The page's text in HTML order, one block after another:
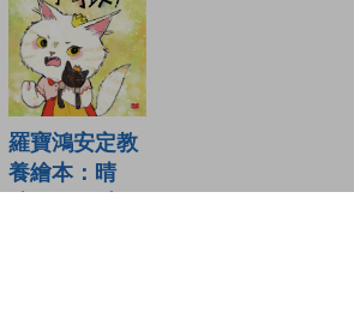
羅寶鴻安定教
養繪本：晴